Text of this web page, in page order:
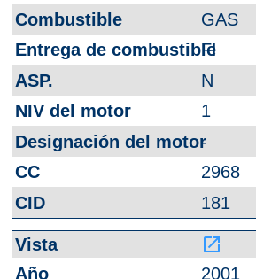
GAS
FI
N
1
-
2968
181
launch
2001